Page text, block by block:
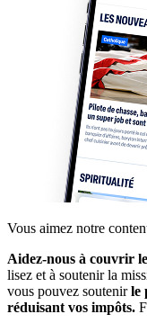
Vous aimez notre
Aidez-nous à couvrir
lisez et à soutenir la
vous pouvez soutenirle
réduisant vos impôts.